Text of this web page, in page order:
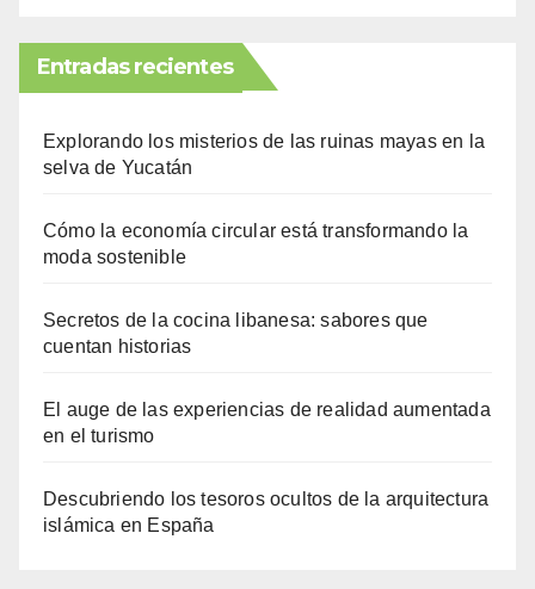
Entradas recientes
Explorando los misterios de las ruinas mayas en la
selva de Yucatán
Cómo la economía circular está transformando la
moda sostenible
Secretos de la cocina libanesa: sabores que
cuentan historias
El auge de las experiencias de realidad aumentada
en el turismo
Descubriendo los tesoros ocultos de la arquitectura
islámica en España